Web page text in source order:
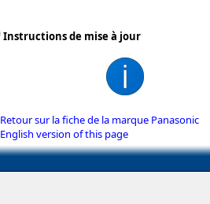
Instructions de mise à jour
Retour sur la fiche de la marque Panasonic
English version of this page